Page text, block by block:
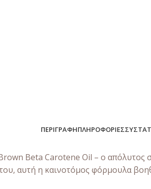
ΠΕΡΙΓΡΑΦΉΠΛΗΡΟΦΟΡΊΕΣ
Beta Carotene Oil – ο απόλυτος
αυτή η καινοτόμος φόρμουλα